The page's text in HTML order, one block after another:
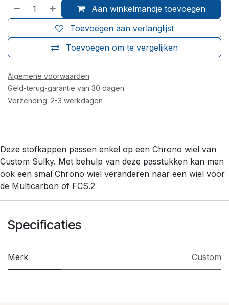
Aan winkelmandje toevoegen
Toevoegen om te vergelijken
Toevoegen aan verlanglijst
Algemene voorwaarden
Geld-terug-garantie van 30 dagen
Verzending: 2-3 werkdagen
Deze stofkappen passen enkel op een Chrono wiel van
Custom Sulky. Met behulp van deze passtukken kan men
ook een smal Chrono wiel veranderen naar een wiel voor
de Multicarbon of FCS.2
Specificaties
Merk Custom